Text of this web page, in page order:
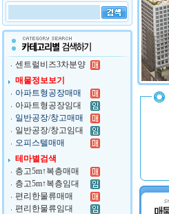
센트럴비즈3차분양
매물정보보기
아파트형공장매매
아파트형공장임대
일반공장/창고매매
일반공장/창고임대
오피스텔매매
테마별검색
층고5m↑복층매매
층고5m↑복층임대
편리한물류매매
편리한물류임대